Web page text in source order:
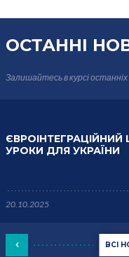
ОСТАННІ
Залишайтесь в курсіостанніх
ВСІ
ЄВРОІНТЕГРАЦІЙНИЙ
УРОКИ ДЛЯ УКРАЇНИ
20.10.2025